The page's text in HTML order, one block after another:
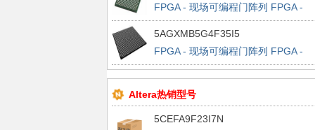
FPGA - 现场可编程门阵列 FPGA -
Cyclone V E 225920 LABs 480 IOs
5AGXMB5G4F35I5
FPGA - 现场可编程门阵列 FPGA -
Arria V GX 158491 LABs 704 IOs
Altera热销型号
5CEFA9F23I7N